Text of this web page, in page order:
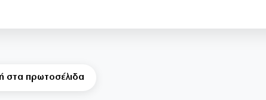
στα πρωτοσέλιδα